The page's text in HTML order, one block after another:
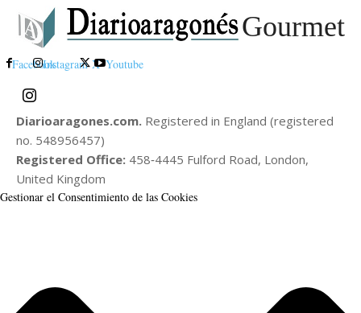
Gourmet
FacebookInstagram X Youtube
Diarioaragones.com. Registered in England (registered
no. 548956457)
Registered Office: 458‑4445 Fulford Road, London,
United Kingdom
Gestionar el Consentimiento de las Cookies